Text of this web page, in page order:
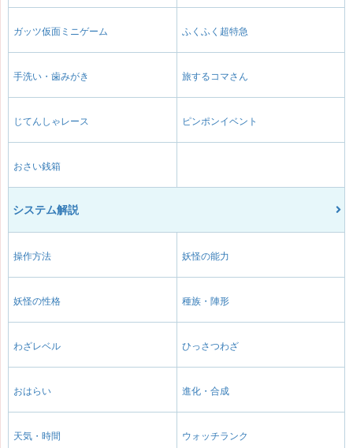
ガッツ仮面ミニゲーム ふくふく超特急
手洗い・歯みがき 旅するコマさん
じてんしゃレース ピンポンイベント
おさい銭箱
システム解説
操作方法 妖怪の能力
妖怪の性格 種族・陣形
わざレベル ひっさつわざ
おはらい 進化・合成
天気・時間 ウォッチランク